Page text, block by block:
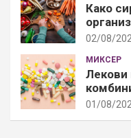
Како
02/08/
МИКСЕР
Лекови
01/08/